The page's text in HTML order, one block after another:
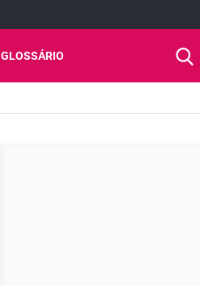
GLOSSÁRIO